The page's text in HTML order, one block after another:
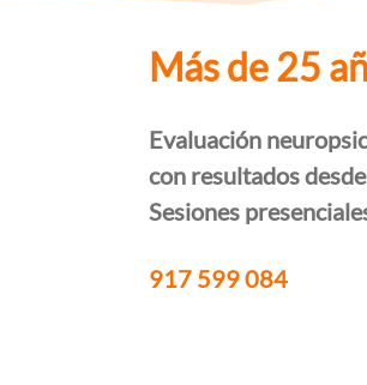
Más de 25
Evaluación
con resultados
Sesiones
917 599 084